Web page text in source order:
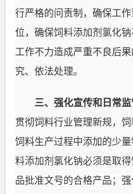
行严格的问责制，确保工
位，确保饲料添加剂氯化
工作不力造成严重不良后
究、依法处理。
三、强化宣传和日常监
贯彻饲料行业管理新规，
饲料生产过程中添加的少量
料添加剂氯化钠必须是取
品批准文号的合格产品； 强